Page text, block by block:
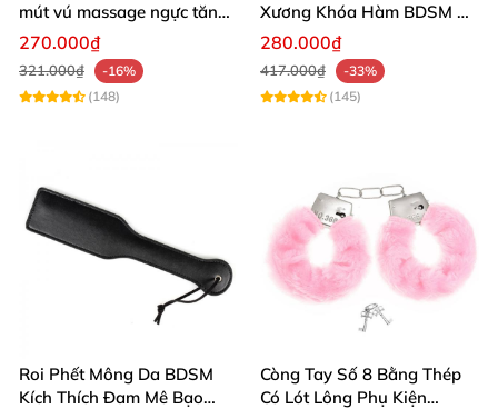
mút vú massage ngực tăng
khoái cảm
270.000₫
321.000₫
-16%
(148)
Xương Khóa Hàm BDSM Đồ
Chơi Kích Thích
280.000₫
417.000₫
-33%
(145)
Roi Phết Mông Da BDSM
Kích Thích Đam Mê Bạo
Còng Tay Số 8 Bằng Thép
Có Lót Lông Phụ Kiện